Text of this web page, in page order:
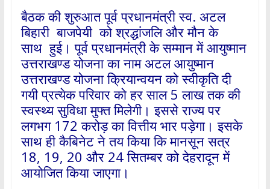
बैठक की शुरुआत पूर्व प्रधानमंत्री स्व. अटल
बिहारी बाजपेयी को श्रद्धांजलि और मौन के
साथ हुई। पूर्व प्रधानमंत्री के सम्मान में आयुष्मान
उत्तराखण्ड योजना का नाम अटल आयुष्मान
उत्तराखण्ड योजना क्रियान्वयन को स्वीकृति दी
गयी प्रत्येक परिवार को हर साल 5 लाख तक की
स्वस्थ्य सुविधा मुफ्त मिलेगी। इससे राज्य पर
लगभग 172 करोड़ का वित्तीय भार पड़ेगा। इसके
साथ ही कैबिनेट ने तय किया कि मानसून सत्र
18, 19, 20 और 24 सितम्बर को देहरादून में
आयोजित किया जाएगा।